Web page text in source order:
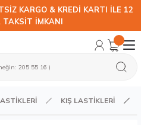
KARGO & KREDİ KARTI İLE 12
TAKSİT İMKANI
KIŞ LASTİKLERİ